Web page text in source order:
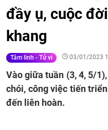
đầy ụ, cuộc
khang
Tâm linh - Tử vi 03/01/2023
Vào giữa tuần (3, 4, 5/
chói, công việc tiến
đến liên hoàn.